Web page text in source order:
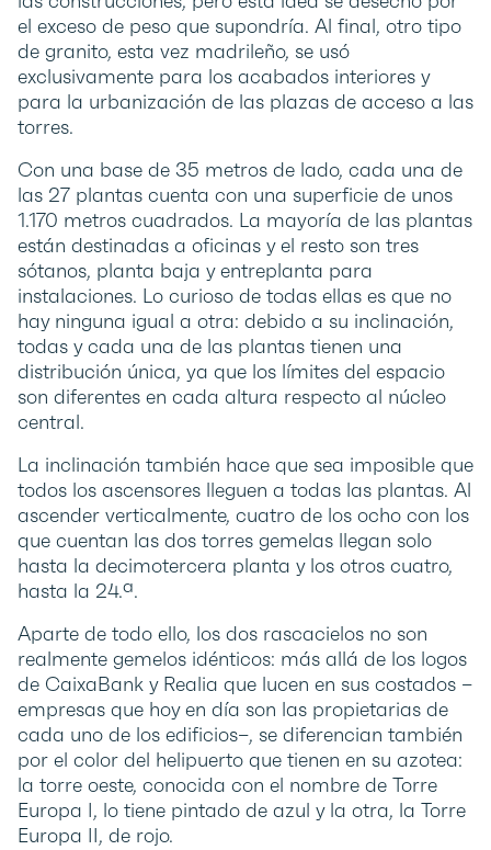
el exceso de peso que supondría. Al final, otro tipo
de granito, esta vez madrileño, se usó
exclusivamente para los acabados interiores y
para la urbanización de las plazas de acceso a las
torres.
Con una base de 35 metros de lado, cada una de
las 27 plantas cuenta con una superficie de unos
1.170 metros cuadrados. La mayoría de las plantas
están destinadas a oficinas y el resto son tres
sótanos, planta baja y entreplanta para
instalaciones. Lo curioso de todas ellas es que no
hay ninguna igual a otra: debido a su inclinación,
todas y cada una de las plantas tienen una
distribución única, ya que los límites del espacio
son diferentes en cada altura respecto al núcleo
central.
La inclinación también hace que sea imposible que
todos los ascensores lleguen a todas las plantas. Al
ascender verticalmente, cuatro de los ocho con los
que cuentan las dos torres gemelas llegan solo
hasta la decimotercera planta y los otros cuatro,
hasta la 24.ª.
Aparte de todo ello, los dos rascacielos no son
realmente gemelos idénticos: más allá de los logos
de CaixaBank y Realia que lucen en sus costados –
empresas que hoy en día son las propietarias de
cada uno de los edificios–, se diferencian también
por el color del helipuerto que tienen en su azotea:
la torre oeste, conocida con el nombre de Torre
Europa I, lo tiene pintado de azul y la otra, la Torre
Europa II, de rojo.